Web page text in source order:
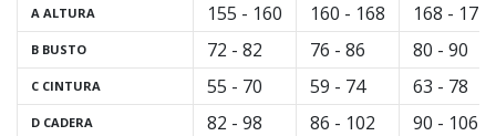
25. 11. 2024
•
2 min. de lectura
¡Conviértete
A ALTURA
B BUSTO
C CINTURA
D CADERA
155 - 160
72 - 82
55 - 70
82 - 98
160 - 168
76 - 86
59 - 74
86 - 102
168 - 174
80 - 90
63 - 78
90 - 106